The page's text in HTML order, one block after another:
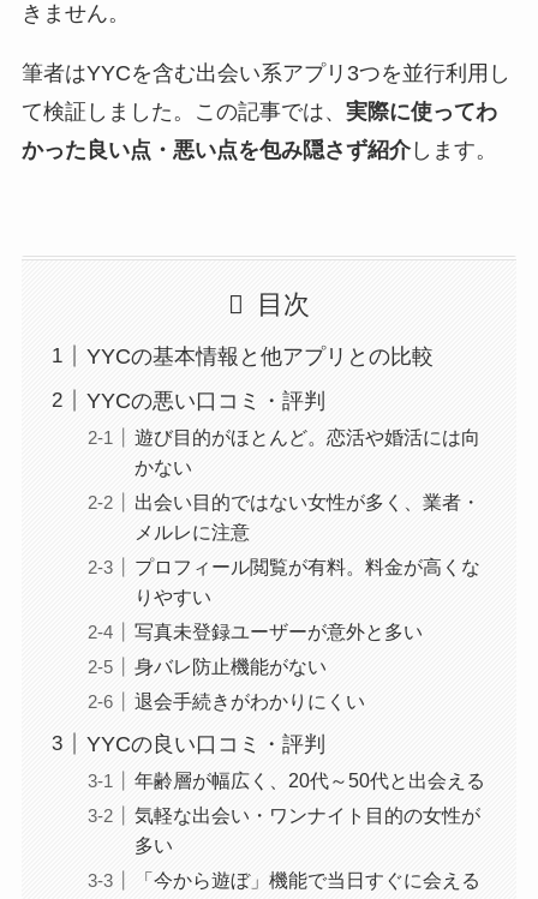
きません。
筆者はYYCを含む出会い系アプリ3つを並行利用し
て検証しました。この記事では、 実際に使ってわ
かった良い点・悪い点を包み隠さず紹介します。
目次
YYCの基本情報と他アプリとの比較
YYCの悪い口コミ・評判
遊び目的がほとんど。恋活や婚活には向
かない
出会い目的ではない女性が多く、業者・
メルレに注意
プロフィール閲覧が有料。料金が高くな
りやすい
写真未登録ユーザーが意外と多い
身バレ防止機能がない
退会手続きがわかりにくい
YYCの良い口コミ・評判
年齢層が幅広く、20代～50代と出会える
気軽な出会い・ワンナイト目的の女性が
多い
「今から遊ぼ」機能で当日すぐに会える